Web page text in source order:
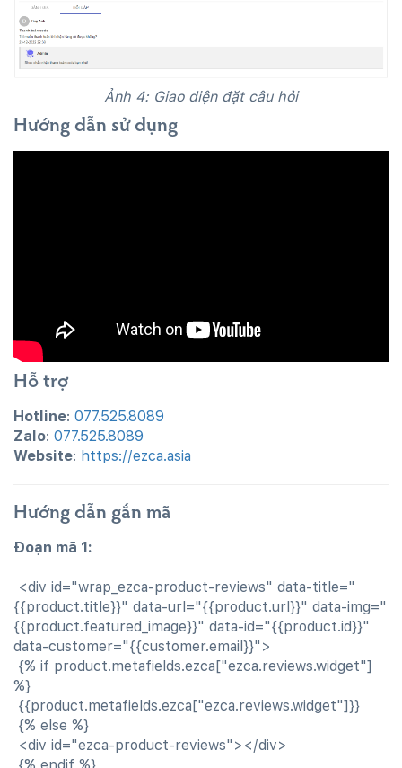
Ảnh 4: Giao diện đặt câu hỏi
Hướng dẫn sử dụng
Hỗ trợ
Hotline: 077.525.8089
Zalo: 077.525.8089
Website: https://ezca.asia
Hướng dẫn gắn mã
Đoạn mã 1:
<div id="wrap_ezca-product-reviews" data-title="
{{product.title}}" data-url="{{product.url}}" data-img="
{{product.featured_image}}" data-id="{{product.id}}"
data-customer="{{customer.email}}">
{% if product.metafields.ezca["ezca.reviews.widget"]
%}
{{product.metafields.ezca["ezca.reviews.widget"]}}
{% else %}
<div id="ezca-product-reviews"></div>
{% endif %}